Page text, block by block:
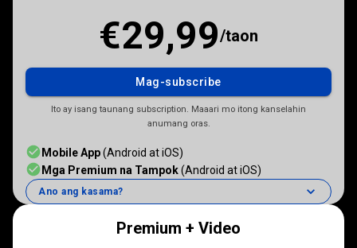
€29,99/taon
Mag-subscribe
Ito ay isang taunang subscription. Maaari mo itong kanselahin
anumang oras.
Mobile App(Android at iOS)
Mga Premium na Tampok(Android at iOS)
Ano ang kasama?
Premium + Video